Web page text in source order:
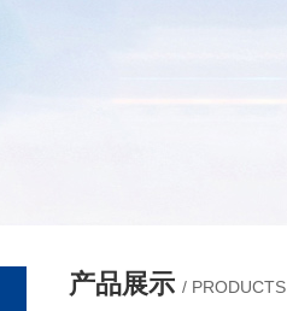
产品展示 / PRODUCTS